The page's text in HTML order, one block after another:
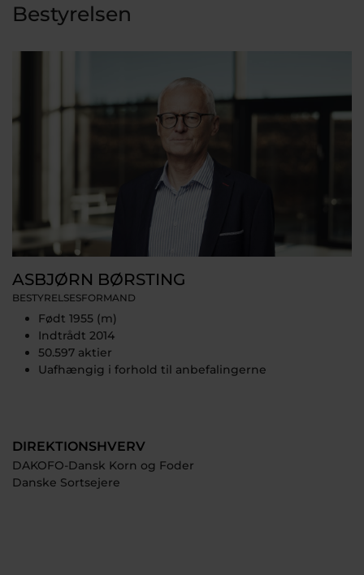
Bestyrelsen
ASBJØRN BØRSTING
BESTYRELSESFORMAND
Født 1955 (m)
Indtrådt 2014
50.597 aktier
Uafhængig i forhold til anbefalingerne
DIREKTIONSHVERV
DAKOFO-Dansk Korn og Foder
Danske Sortsejere